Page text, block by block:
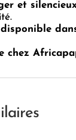
et
chez